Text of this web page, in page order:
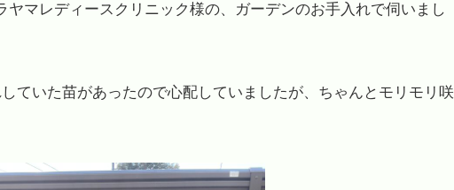
マレディースクリニック様の、ガーデンのお手入れで伺いまし
ていた苗があったので心配していましたが、ちゃんとモリモリ咲